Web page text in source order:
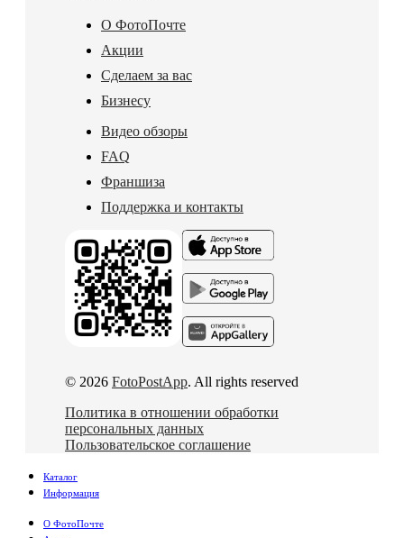
О ФотоПочте
Акции
Сделаем за вас
Бизнесу
Видео обзоры
FAQ
Франшиза
Поддержка и контакты
© 2026 FotoPostApp. All rights reserved
Политика в отношении обработки
персональных данных
Пользовательское соглашение
Каталог
Информация
О ФотоПочте